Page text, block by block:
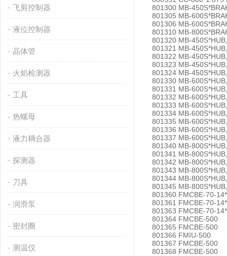
飞剪控制器
液位控制器
晶体管
火焰检测器
工具
热螺母
液力耦合器
探测器
刀具
润滑泵
密封圈
测温仪
801300 MB-
801305 MB-
801306 MB-
801310 MB-
801320 MB-
801321 MB-
801322 MB-
801323 MB-
801324 MB-
801330 MB-
801331 MB-
801332 MB-
801333 MB-
801334 MB-
801335 MB-
801336 MB-
801337 MB-
801340 MB-
801341 MB-
801342 MB-
801343 MB-
801344 MB-
801345 MB-
801360 FMCBE-70-
801361 FMCBE-70-
801363 FMCBE-70-
801364 FMCBE-500
801365 FMCBE-500
801366 FMIU-500
801367 FMCBE-500
801368 FMCBE-500